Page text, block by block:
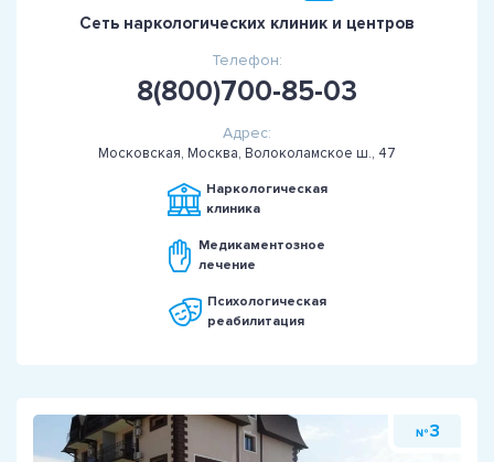
Сеть наркологических клиник и центров
Телефон:
8(800)700-85-03
Адрес:
Московская, Москва, Волоколамское ш., 47
Наркологическая
клиника
Медикаментозное
лечение
Психологическая
реабилитация
№ 3